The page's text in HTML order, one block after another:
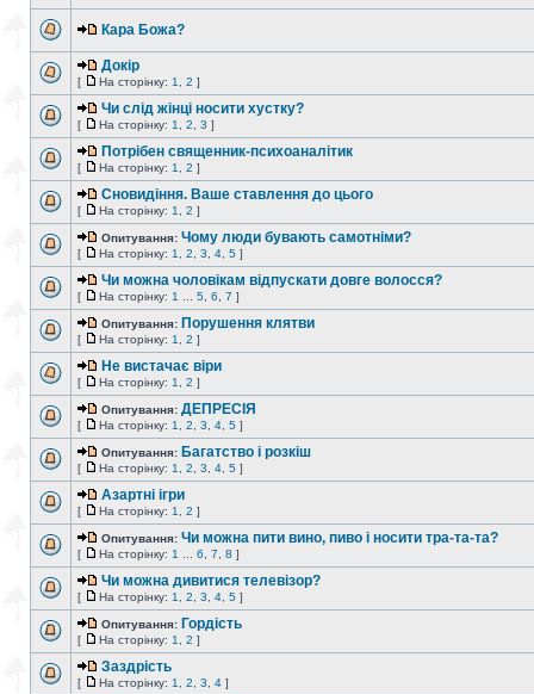
Кара Божа?
Докір
[ На сторінку: 1 2 ]
Чи слід жінці носити хустку?
[ На сторінку: 1 2 3 ]
Потрібен священник-психоаналітик
[ На сторінку: 1 2 ]
Сновидіння. Ваше ставлення до цього
[ На сторінку: 1 2 ]
Опитування: Чому люди бувають самотніми?
[ На сторінку: 1 2 3 4 5 ]
Чи можна чоловікам відпускати довге волосся?
[ На сторінку: 1 5 6 7 ]
Опитування: Порушення клятви
[ На сторінку: 1 2 ]
Не вистачає віри
[ На сторінку: 1 2 ]
Опитування: ДЕПРЕСІЯ
[ На сторінку: 1 2 3 4 5 ]
Опитування: Багатство і розкіш
[ На сторінку: 1 2 3 4 5 ]
Азартні ігри
[ На сторінку: 1 2 ]
Опитування: Чи можна пити вино, пиво і носити тра-та-та?
[ На сторінку: 1 6 7 8 ]
Чи можна дивитися телевізор?
[ На сторінку: 1 2 3 4 5 ]
Опитування: Гордість
[ На сторінку: 1 2 ]
Заздрість
[ На сторінку: 1 2 3 4 ]